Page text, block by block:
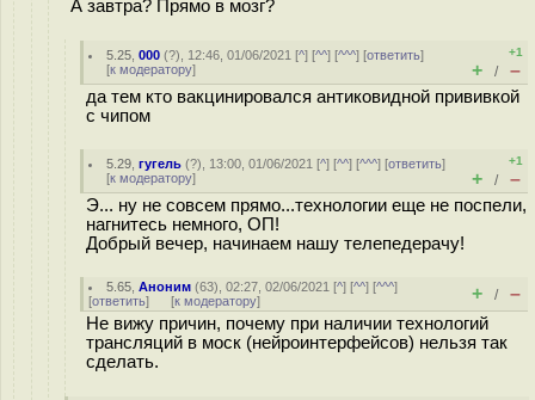
А завтра? Прямо в мозг?
5.25 ,000 (?), 12:46, 01/06/2021 [^] [^^] [^^^] [ответить]
[к модератору]
+1
+ / –
да тем кто вакцинировался антиковидной прививкой
с чипом
5.29 ,гугель (?), 13:00, 01/06/2021 [^] [^^] [^^^] [ответить]
[к модератору]
+1
+ / –
Э... ну не совсем прямо...технологии еще не поспели,
нагнитесь немного, ОП!
Добрый вечер, начинаем нашу телепедерачу!
5.65 ,Аноним (63), 02:27, 02/06/2021 [^] [^^] [^^^]
[ответить] [к модератору] + / –
Не вижу причин, почему при наличии технологий
трансляций в моск (нейроинтерфейсов) нельзя так
сделать.